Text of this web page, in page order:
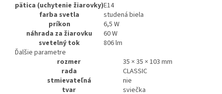
pätica (uchytenie žiarovky)E14
farba svetla
studená biela
príkon
6,5 W
náhrada za žiarovku
60 W
svetelný tok
806 lm
Ďalšie parametre
rozmer
35 × 35 × 103 mm
rada
CLASSIC
stmievateľná
nie
tvar
sviečka